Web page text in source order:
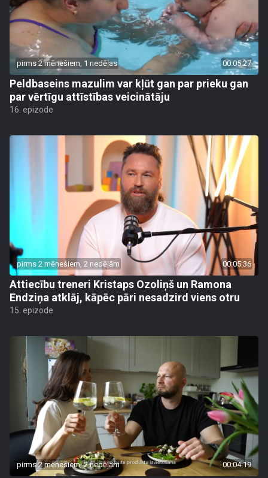
pirms 2 mēnešiem, 1 nedēļas 00:05:27
Peldbaseins mazulim var kļūt gan par prieku gan
par vērtīgu attīstības veicinātāju
16. epizode
pirms 2 mēnešiem, 2 nedēļām 00:05:36
Attiecību treneri Kristaps Ozoliņš un Ramona
Endziņa atklāj, kāpēc pāri nesadzird viens otru
15. epizode
pirms 2 mēnešiem, 2 nedēļām 00:04:19